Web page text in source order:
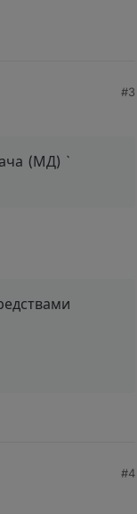
#3
(МД) `
#4